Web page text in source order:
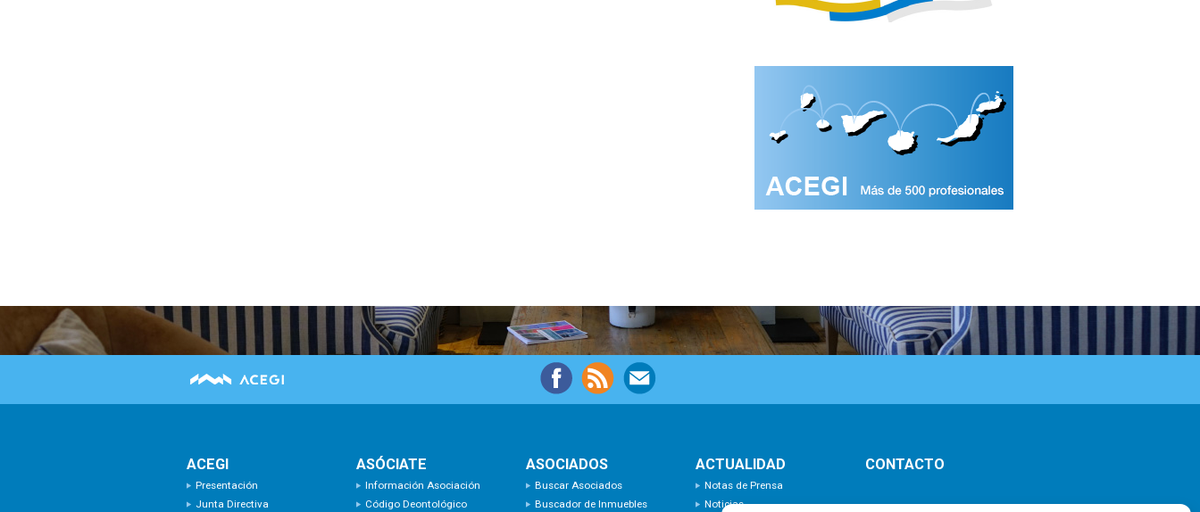
ACEGI
Presentación
Junta Directiva
ASÓCIATE
Información Asociación
Código Deontológico
ASOCIADOS
Buscar Asociados
Buscador de Inmuebles
ACTUALIDAD
Notas de Prensa
Noticias
CONTACTO